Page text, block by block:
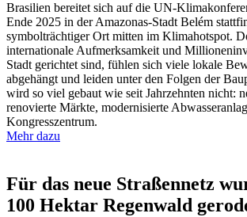
Brasilien bereitet sich auf die UN-
Ende 2025 in der Amazonas-Stadt Belém
symbolträchtiger Ort mitten im Klimahotspot.
internationale Aufmerksamkeit und
Stadt gerichtet sind, fühlen sich viele lokale
abgehängt und leiden unter den Folgen der
wird so viel gebaut wie seit Jahrzehnten nicht:
renovierte Märkte, modernisierte
Kongresszentrum.
Mehr dazu
Für das neue Straßennetz
100 Hektar Regenwald